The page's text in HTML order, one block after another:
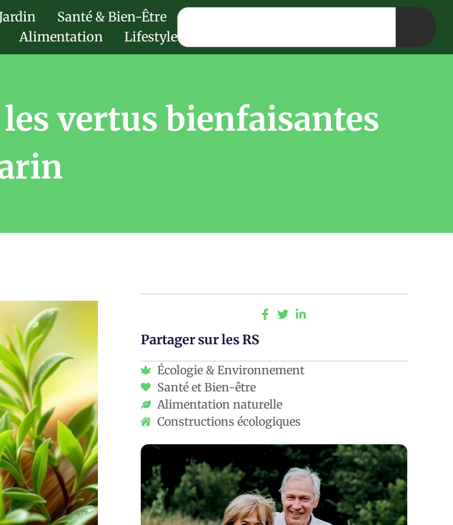
Santé & Bien-Être
Alimentation
Lifestyle
vertus bienfaisantes
Partager sur les RS
Écologie & Environnement
Santé et Bien-être
Alimentation naturelle
Constructions écologiques